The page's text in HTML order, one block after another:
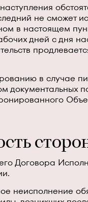
не сможет
в настоящем
дней с дня
в случае
неисполнение